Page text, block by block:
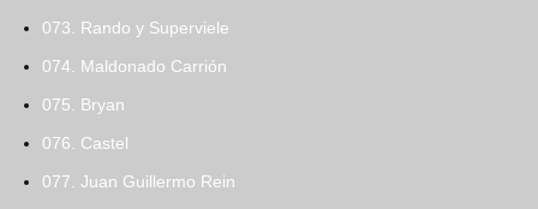
073. Rando y Superviele
074. Maldonado Carrión
075. Bryan
076. Castel
077. Juan Guillermo Rein